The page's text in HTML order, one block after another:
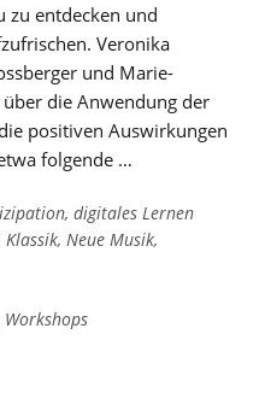
zu entdecken und
Veronika
und Marie-
die Anwendung der
positiven Auswirkungen
folgende …
, digitales Lernen
Klassik, Neue Musik,
Workshops